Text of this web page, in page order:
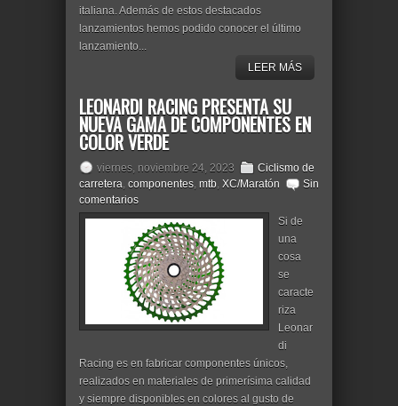
italiana. Además de estos destacados
lanzamientos hemos podido conocer el último
lanzamiento...
LEER MÁS
LEONARDI RACING PRESENTA SU
NUEVA GAMA DE COMPONENTES EN
COLOR VERDE
viernes, noviembre 24, 2023
Ciclismo de
carretera, componentes, mtb, XC/Maratón
Sin
comentarios
Si de
una
cosa
se
caracte
riza
Leonar
di
Racing es en fabricar componentes únicos,
realizados en materiales de primerísima calidad
y siempre disponibles en colores al gusto de